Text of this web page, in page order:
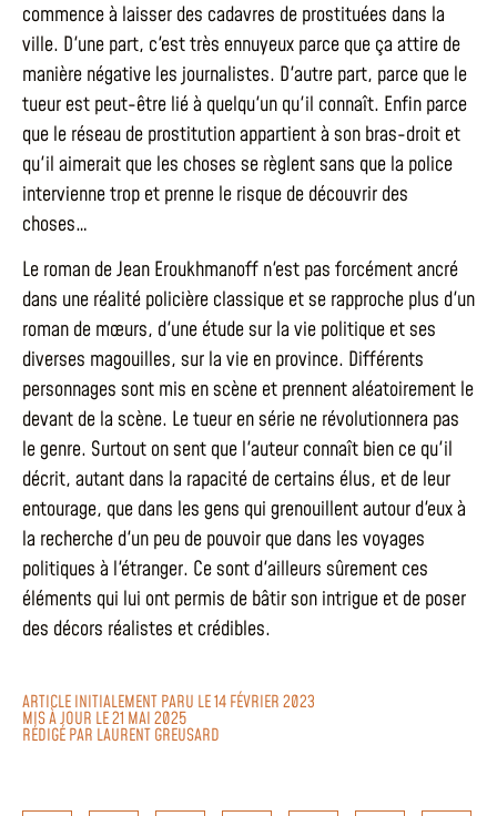
commence à laisser des cadavres de prostituées dans la
ville. D'une part, c'est très ennuyeux parce que ça attire de
manière négative les journalistes. D'autre part, parce que le
tueur est peut-être lié à quelqu'un qu'il connaît. Enfin parce
que le réseau de prostitution appartient à son bras-droit et
qu'il aimerait que les choses se règlent sans que la police
intervienne trop et prenne le risque de découvrir des
choses…
Le roman de Jean Eroukhmanoff n'est pas forcément ancré
dans une réalité policière classique et se rapproche plus d'un
roman de mœurs, d'une étude sur la vie politique et ses
diverses magouilles, sur la vie en province. Différents
personnages sont mis en scène et prennent aléatoirement le
devant de la scène. Le tueur en série ne révolutionnera pas
le genre. Surtout on sent que l'auteur connaît bien ce qu'il
décrit, autant dans la rapacité de certains élus, et de leur
entourage, que dans les gens qui grenouillent autour d'eux à
la recherche d'un peu de pouvoir que dans les voyages
politiques à l'étranger. Ce sont d'ailleurs sûrement ces
éléments qui lui ont permis de bâtir son intrigue et de poser
des décors réalistes et crédibles.
ARTICLE INITIALEMENT PARU LE 14 FÉVRIER 2023
MIS À JOUR LE 21 MAI 2025
RÉDIGÉ PAR LAURENT GREUSARD